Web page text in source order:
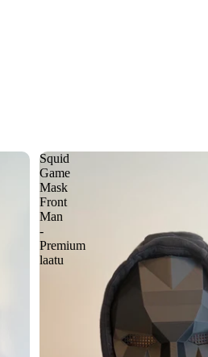
Squid
Game
Mask
Front
Man
-
Premium
laatu